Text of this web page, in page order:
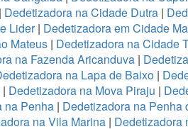
| Dedetizadora na Cidade Dutra |
Lider| Dedetizadora em Cidade
Mateus| Dedetizadora na Cidade
na Fazenda Aricanduva |
na Lapa de Baixo |
| Dedetizadora na Mova Piraju |
na Penha | Dedetizadora na Penha
na Vila Marina | Dedetizadora